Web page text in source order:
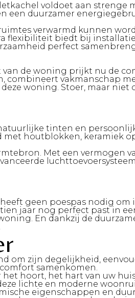
voldoet aan strenge
een duurzamer
verwarmd kunnen
flexibiliteit biedt bij
perfect
de woning prijkt nu de
combineert vakmanschap
woning. Stoer, maar niet
tinten en
houtblokken, keramiek
Met een vermogen
geen poespas nodig om
jaar nog perfect past in
En dankzij de
om zijn degelijkheid,
samenkomen.
hoort, het hart van uw
lichte en moderne
eigenschappen en